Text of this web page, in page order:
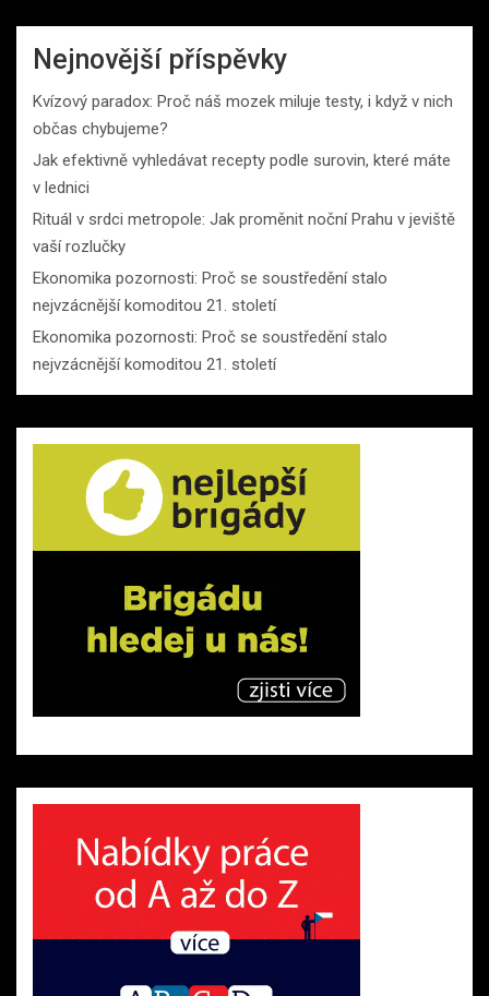
Nejnovější příspěvky
Kvízový paradox: Proč náš mozek miluje testy, i když v nich
občas chybujeme?
Jak efektivně vyhledávat recepty podle surovin, které máte
v lednici
Rituál v srdci metropole: Jak proměnit noční Prahu v jeviště
vaší rozlučky
Ekonomika pozornosti: Proč se soustředění stalo
nejvzácnější komoditou 21. století
Ekonomika pozornosti: Proč se soustředění stalo
nejvzácnější komoditou 21. století